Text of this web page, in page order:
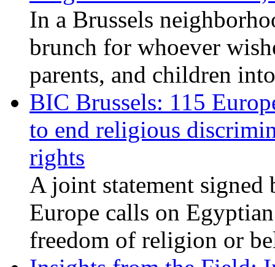
In a Brussels
brunch for whoever
parents, and children
BIC Brussels: 115
to end religious
rights
A joint statement signed
Europe calls on
freedom of religion or